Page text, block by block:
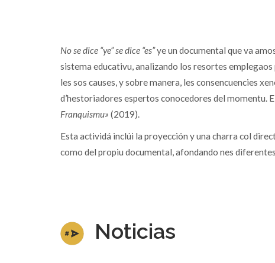
No se dice “ye” se dice “es”ye un documental que va
sistema educativu, analizando los resortes
les sos causes, y sobre manera, les consencuencies
d’hestoriadores espertos conocedores del momentu.
Franquismu» (2019).
Esta actividá inclúi la proyección y una charra col
como del propiu documental, afondando nes
Noticias